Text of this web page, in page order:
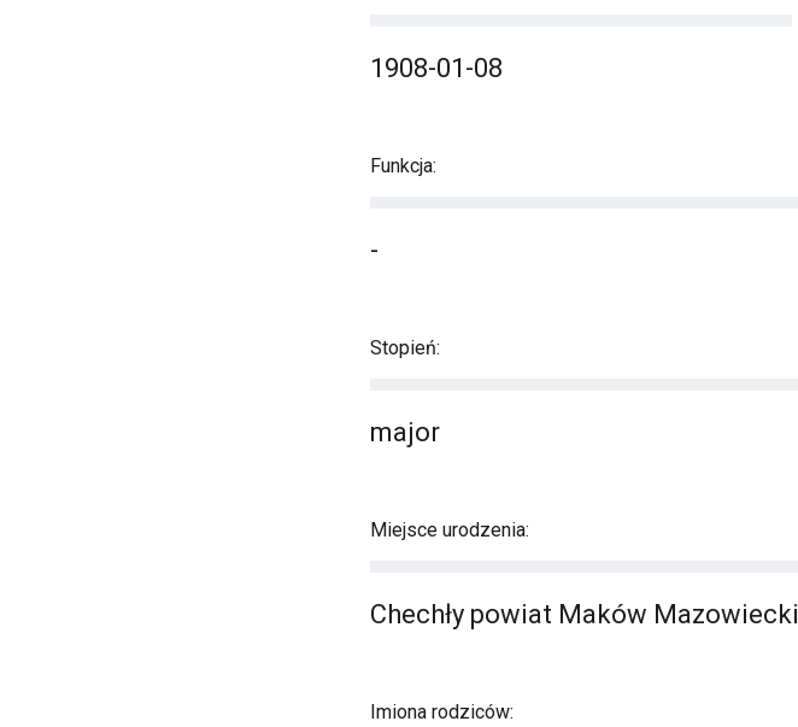
1908-01-08
Funkcja:
-
Stopień:
major
Miejsce urodzenia:
Chechły powiat Maków Mazowiecki
Imiona rodziców: